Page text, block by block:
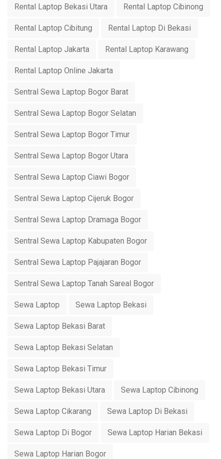
Rental Laptop Bekasi Utara Rental Laptop Cibinong
Rental Laptop Cibitung Rental Laptop Di Bekasi
Rental Laptop Jakarta Rental Laptop Karawang
Rental Laptop Online Jakarta
Sentral Sewa Laptop Bogor Barat
Sentral Sewa Laptop Bogor Selatan
Sentral Sewa Laptop Bogor Timur
Sentral Sewa Laptop Bogor Utara
Sentral Sewa Laptop Ciawi Bogor
Sentral Sewa Laptop Cijeruk Bogor
Sentral Sewa Laptop Dramaga Bogor
Sentral Sewa Laptop Kabupaten Bogor
Sentral Sewa Laptop Pajajaran Bogor
Sentral Sewa Laptop Tanah Sareal Bogor
Sewa Laptop Sewa Laptop Bekasi
Sewa Laptop Bekasi Barat
Sewa Laptop Bekasi Selatan
Sewa Laptop Bekasi Timur
Sewa Laptop Bekasi Utara Sewa Laptop Cibinong
Sewa Laptop Cikarang Sewa Laptop Di Bekasi
Sewa Laptop Di Bogor Sewa Laptop Harian Bekasi
Sewa Laptop Harian Bogor